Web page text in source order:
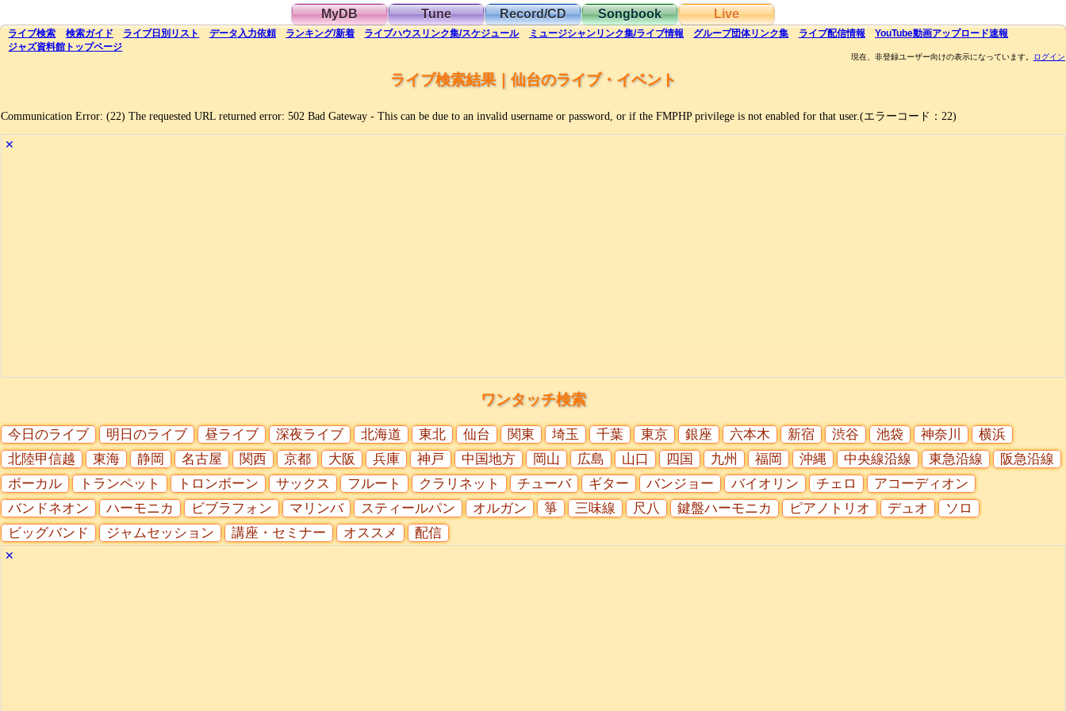
MyDB Tune Record/CD Songbook Live
ライブ検索 検索ガイド ライブ日別 リスト データ入力依頼 ランキング/新着 ライブハウス リンク集/スケジュール ミュージシャンリンク集/ライブ情報 グループ団体リンク集 ライブ配信情報 YouTube動画アップロード速報
ジャズ資料館 トップページ
現在、非登録ユーザー向けの表示になっています。 ログイン
ライブ検索結果｜仙台のライブ・イベント
Communication Error: (22) The requested URL returned error: 502 Bad Gateway - This can be due to an invalid username or password, or if the FMPHP privilege is not enabled for that user.(エラーコード：22)
✕
ワンタッチ検索
今日のライブ 明日のライブ 昼ライブ 深夜ライブ 北海道 東北 仙台 関東 埼玉 千葉 東京 銀座 六本木 新宿 渋谷 池袋 神奈川
横浜
北陸甲信越
東海 静岡 名古屋 関西 京都 大阪 兵庫 神戸 中国地方 岡山 広島 山口 四国 九州 福岡 沖縄 中央線沿線 東急沿線
阪急沿線
ボーカル
トランペット トロンボーン サックス フルート クラリネット チューバ ギター バンジョー バイオリン チェロ
アコーディオン
バンドネオン
ハーモニカ ビブラフォン マリンバ スティールパン オルガン 箏 三味線 尺八 鍵盤ハーモニカ ピアノトリオ デュオ
ソロ
ビッグバンド
ジャムセッション 講座・セミナー オススメ 配信
✕